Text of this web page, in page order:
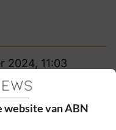
2024, 11:03
website van ABN